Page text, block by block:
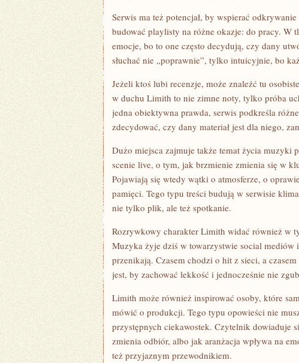
Serwis ma też potencjał, by wspierać
budować playlisty na różne okazje: do pracy. W
emocje, bo to one często decydują, czy dany
słuchać nie „poprawnie”, tylko intuicyjnie, bo
Jeżeli ktoś lubi recenzje, może znaleźć tu
w duchu Limith to nie zimne noty, tylko próba
jedna obiektywna prawda, serwis podkreśla
zdecydować, czy dany materiał jest dla niego,
Dużo miejsca zajmuje także temat życia muzyki
scenie live, o tym, jak brzmienie zmienia się w
Pojawiają się wtedy wątki o atmosferze, o
pamięci. Tego typu treści budują w serwisie
nie tylko plik, ale też spotkanie.
Rozrywkowy charakter Limith widać również w
Muzyka żyje dziś w towarzystwie social
przenikają. Czasem chodzi o hit z sieci, a
jest, by zachować lekkość i jednocześnie nie
Limith może również inspirować osoby, które
mówić o produkcji. Tego typu opowieści nie
przystępnych ciekawostek. Czytelnik dowiaduje
zmienia odbiór, albo jak aranżacja wpływa na
też przyjaznym przewodnikiem.